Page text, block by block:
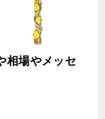
相場やメッセ